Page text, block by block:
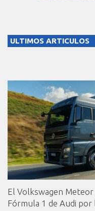
ULTIMOS ARTICULOS
El Volkswagen
Fórmula 1 de Audi por